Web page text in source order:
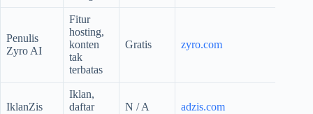
Penulis
Zyro AI
Fitur
hosting,
konten
tak
terbatas
Gratis zyro.com
IklanZis
Iklan,
daftar
N / A adzis.com